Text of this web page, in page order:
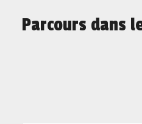
Parcours dans